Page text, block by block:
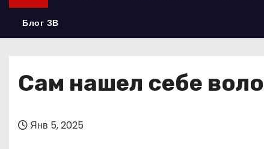
р
Блог ЗВ
Сам нашел себе
Янв 5, 2025